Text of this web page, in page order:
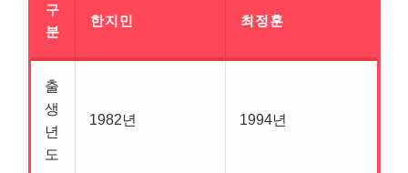
구
분
한지민 최정훈
출
생
년
도
1982년 1994년